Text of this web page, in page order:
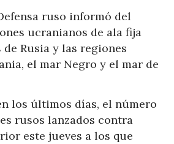
ruso informó del
ucranianos de ala fija
de Rusia y las regiones
el mar Negro y el mar de
los últimos días, el número
rusos lanzados contra
este jueves a los que